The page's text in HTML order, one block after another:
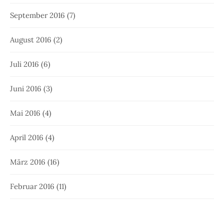
September 2016 (7)
August 2016 (2)
Juli 2016 (6)
Juni 2016 (3)
Mai 2016 (4)
April 2016 (4)
März 2016 (16)
Februar 2016 (11)